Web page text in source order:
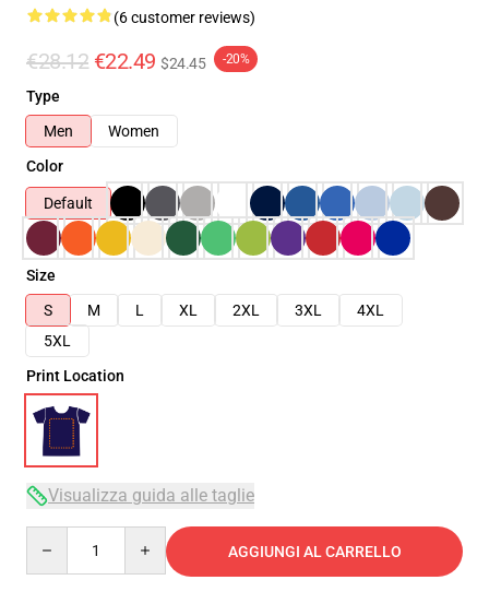
(6 customer reviews)
€28.12 €22.49 $24.45 -20%
Type
Men
Women
Color
Default
Size
S
M L XL 2XL 3XL
4XL
5XL
Print Location
Visualizza guida alle taglie
AGGIUNGI AL CARRELLO